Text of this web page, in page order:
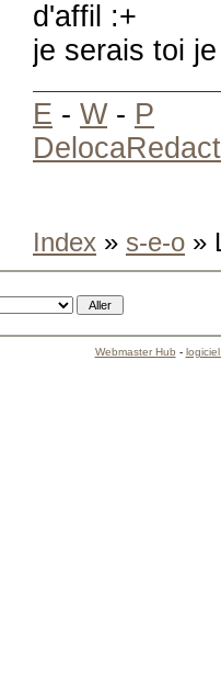
d'affil :+
je serais toi
E - W- P
Index » s-e-o »
Webmaster Hub -